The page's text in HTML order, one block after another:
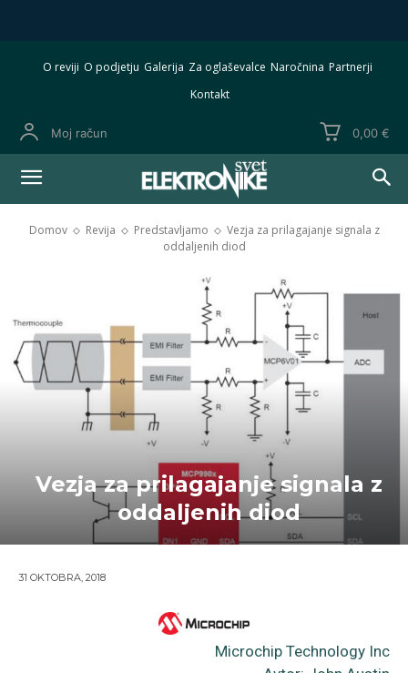
O reviji O podjetju Galerija Za oglaševalce Naročnina Partnerji
Kontakt
Moj račun 0,00 €
Domov Revija Predstavljamo
Vezja za prilagajanje signala z
oddaljenih diod
Vezja za prilagajanje signala z
oddaljenih diod
31 OKTOBRA, 2018
Microchip Technology Inc